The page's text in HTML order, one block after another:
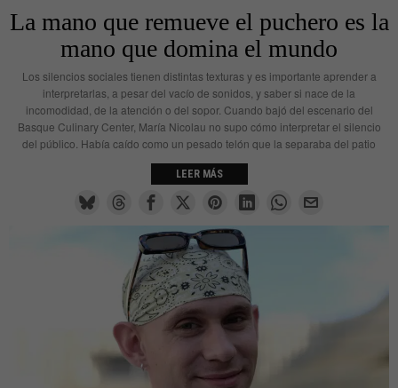
La mano que remueve el puchero es la
mano que domina el mundo
Los silencios sociales tienen distintas texturas y es importante aprender a
interpretarlas, a pesar del vacío de sonidos, y saber si nace de la
incomodidad, de la atención o del sopor. Cuando bajó del escenario del
Basque Culinary Center, María Nicolau no supo cómo interpretar el silencio
del público. Había caído como un pesado telón que la separaba del patio
LEER MÁS